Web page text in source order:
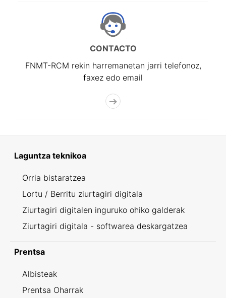
CONTACTO
FNMT-RCM rekin harremanetan jarri telefonoz,
faxez edo email
Laguntza teknikoa
Orria bistaratzea
Lortu / Berritu ziurtagiri digitala
Ziurtagiri digitalen inguruko ohiko galderak
Ziurtagiri digitala - softwarea deskargatzea
Prentsa
Albisteak
Prentsa Oharrak